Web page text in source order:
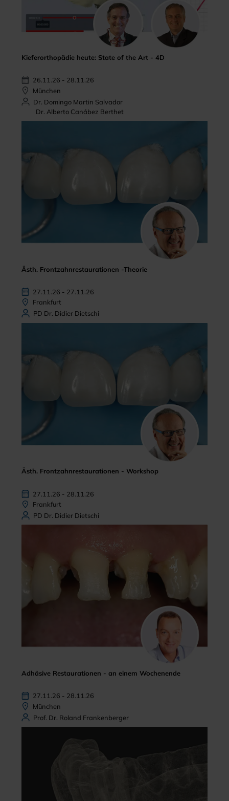
Kieferorthopädie heute: State of the Art - 4D
26.11.26 - 28.11.26
München
Dr. Domingo Martin Salvador
Dr. Alberto Canábez Berthet
Ästh. Frontzahnrestaurationen -Theorie
27.11.26 - 27.11.26
Frankfurt
PD Dr. Didier Dietschi
Ästh. Frontzahnrestaurationen - Workshop
27.11.26 - 28.11.26
Frankfurt
PD Dr. Didier Dietschi
Adhäsive Restaurationen - an einem Wochenende
27.11.26 - 28.11.26
München
Prof. Dr. Roland Frankenberger